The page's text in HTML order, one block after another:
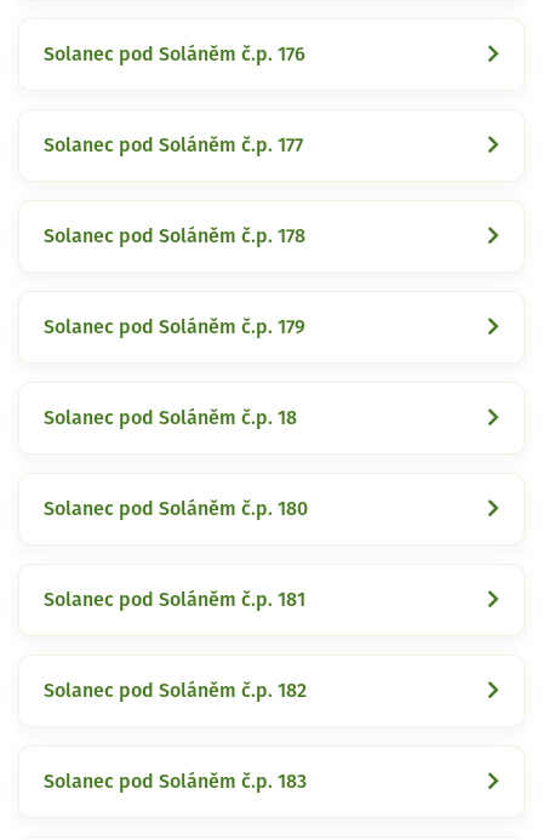
Solanec pod Soláněm č.p. 176
Solanec pod Soláněm č.p. 177
Solanec pod Soláněm č.p. 178
Solanec pod Soláněm č.p. 179
Solanec pod Soláněm č.p. 18
Solanec pod Soláněm č.p. 180
Solanec pod Soláněm č.p. 181
Solanec pod Soláněm č.p. 182
Solanec pod Soláněm č.p. 183